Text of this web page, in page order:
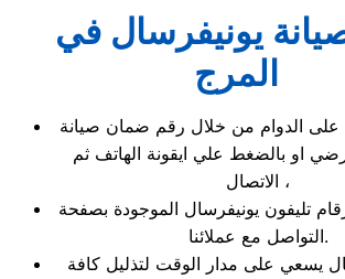
يونيفرسال في
المرج
على الدوام من خلال رقم ضمان صيانة
او بالضغط علي ايقونة الهاتف ثم
الاتصال ،
تليفون يونيفرسال الموجودة بصفحة
التواصل مع عملائنا.
يسعي على مدار الوقت لتذليل كافة